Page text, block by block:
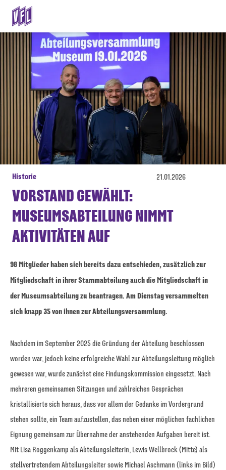
Historie 21.01.2026
VORSTAND GEWÄHLT:
MUSEUMSABTEILUNG NIMMT
AKTIVITÄTEN AUF
98 Mitglieder haben sich bereits dazu entschieden, zusätzlich zur
Mitgliedschaft in ihrer Stammabteilung auch die Mitgliedschaft in
der Museumsabteilung zu beantragen. Am Dienstag versammelten
sich knapp 35 von ihnen zur Abteilungsversammlung.
Nachdem im September 2025 die Gründung der Abteilung beschlossen
worden war, jedoch keine erfolgreiche Wahl zur Abteilungsleitung möglich
gewesen war, wurde zunächst eine Findungskommission eingesetzt. Nach
mehreren gemeinsamen Sitzungen und zahlreichen Gesprächen
kristallisierte sich heraus, dass vor allem der Gedanke im Vordergrund
stehen sollte, ein Team aufzustellen, das neben einer möglichen fachlichen
Eignung gemeinsam zur Übernahme der anstehenden Aufgaben bereit ist.
Mit Lisa Roggenkamp als Abteilungsleiterin, Lewis Wellbrock (Mitte) als
stellvertretendem Abteilungsleiter sowie Michael Aschmann (links im Bild)